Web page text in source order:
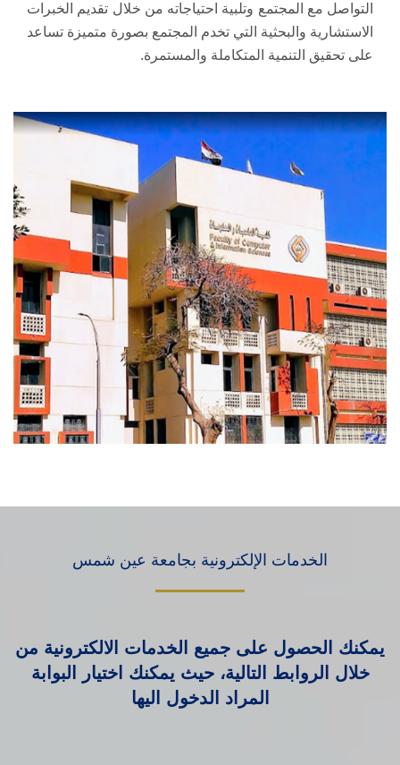
التواصل مع المجتمع وتلبية احتياجاته من خلال تقديم الخبرات
الاستشارية والبحثية التي تخدم المجتمع بصورة متميزة تساعد
على تحقيق التنمية المتكاملة والمستمرة.
الخدمات الإلكترونية بجامعة عين شمس
يمكنك الحصول على جميع الخدمات الالكترونية من
خلال الروابط التالية، حيث يمكنك اختيار البوابة
المراد الدخول اليها